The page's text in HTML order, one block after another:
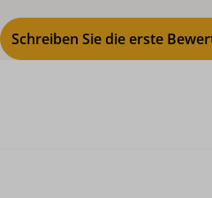
Schreiben Sie die erste